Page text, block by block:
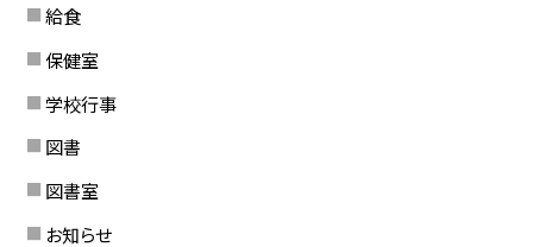
給食
保健室
学校行事
図書
図書室
お知らせ